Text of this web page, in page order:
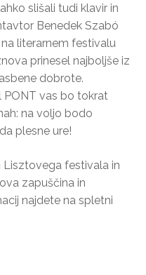
slišali tudi klavir in
Benedek Szabó
literarnem festivalu
prinesel najboljše iz
dobrote.
vas bo tokrat
na voljo bodo
plesne ure!
festivala in
zapuščina in
najdete na spletni